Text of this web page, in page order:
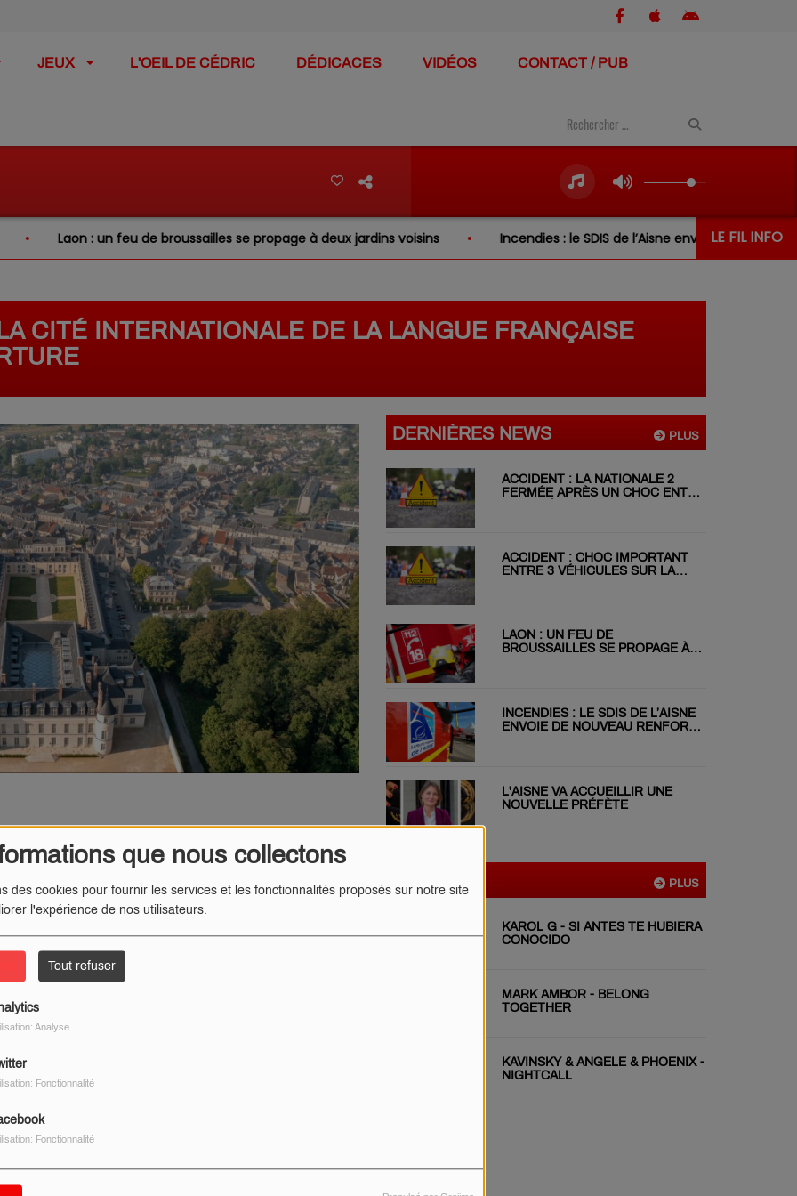
que nous collectons
des cookies pour fournir les services et les fonctionnalités proposés sur notre site
l'expérience de nos utilisateurs.
Tout refuser
Analyse
Fonctionnalité
Fonctionnalité
JEUX L'OEIL DE CÉDRIC DÉDICACES VIDÉOS CONTACT / PUB
LE FIL INFO
un feu de broussailles se propage à deux jardins voisins Incendies : le SDIS de l’Aisne envoie de nouveau renfort en
CITÉ INTERNATIONALE DE LA LANGUE FRANÇAISE
Cotterêts fêtera ses un an d'ouverture au public ce
de François-Ier a accueilli plus de 260 000 visiteurs, dont 15
PLUS
DERNIÈRES NEWS
ACCIDENT : LA NATIONALE 2
FERMÉE APRÈS UN CHOC ENTRE
ACCIDENT : CHOC IMPORTANT
ENTRE 3 VÉHICULES SUR LA
LAON : UN FEU DE
BROUSSAILLES SE PROPAGE À
INCENDIES : LE SDIS DE L’AISNE
ENVOIE DE NOUVEAU RENFORT
L'AISNE VA ACCUEILLIR UNE
NOUVELLE PRÉFÈTE
PLUS
VIDÉOS
KAROL G - SI ANTES TE HUBIERA
CONOCIDO
MARK AMBOR - BELONG
TOGETHER
KAVINSKY & ANGELE & PHOENIX -
NIGHTCALL